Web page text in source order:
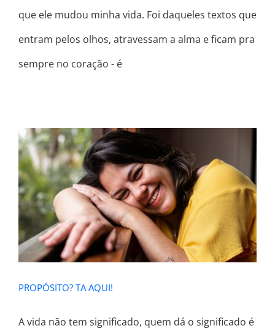
que ele mudou minha vida. Foi daqueles textos que
entram pelos olhos, atravessam a alma e ficam pra
sempre no coração - é
PROPÓSITO? TA AQUI!
PROPÓSITO? TA AQUI!
A vida não tem significado, quem dá o significado é